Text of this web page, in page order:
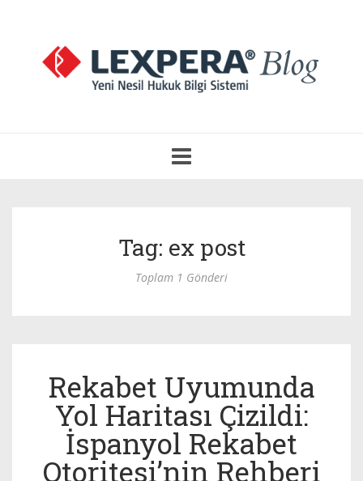
Aç
Tag: ex post
Toplam 1 Gönderi
Rekabet Uyumunda
Yol Haritası Çizildi:
İspanyol Rekabet
Otoritesi’nin Rehberi